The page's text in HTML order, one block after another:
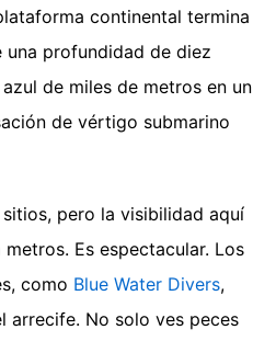
continental termina
una profundidad de diez
de miles de metros en un
de vértigo submarino
pero la visibilidad aquí
Es espectacular. Los
como Blue Water Divers,
arrecife. No solo ves peces